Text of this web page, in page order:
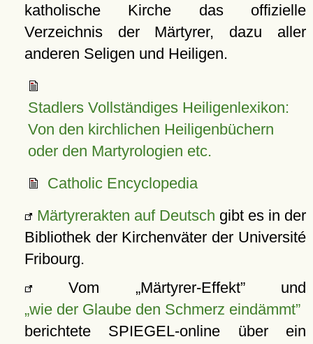
katholische Kirche das offizielle
Verzeichnis der Märtyrer, dazu aller
anderen Seligen und Heiligen.
Stadlers Vollständiges Heiligenlexikon:
Von den kirchlichen Heiligenbüchern
oder den Martyrologien etc.
Catholic Encyclopedia
Märtyrerakten auf Deutsch gibt es in der
Bibliothek der Kirchenväter der Université
Fribourg.
Vom
Märtyrer-Effekt und
wie der Glaube den Schmerz eindämmt
berichtete SPIEGEL-online über ein